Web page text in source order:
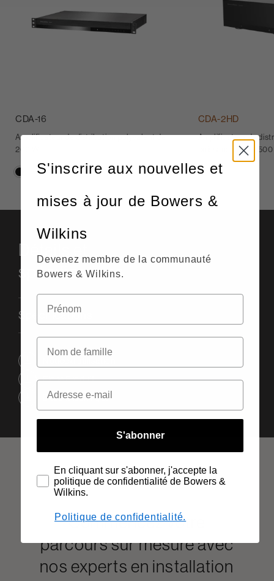
CDA-16
Amplificateur de distribution polyvalent de
200 W
CDA-2HD
Amplificateur de
puissance de 2x
Détails et
spécifications
Fiche Produit
Dessin technique
Specifications
Commencez votre
parcours sur mesure avec
nos experts en installation
S'inscrire aux nouvelles et
mises à jour de Bowers &
Wilkins
Devenez membre de la communauté
Bowers & Wilkins.
S'abonner
En cliquant sur s'abonner, j'accepte la
politique de confidentialité de Bowers &
Wilkins.
Politique de confidentialité.